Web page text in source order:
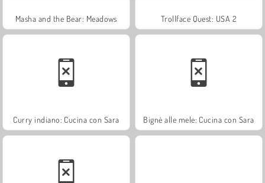
Masha and the Bear: Meadows Trollface Quest: USA 2
Curry indiano: Cucina con Sara Bignè alle mele: Cucina con Sara